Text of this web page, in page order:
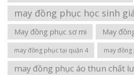
may đồng phục học sinh
May đồng phục sơ mi May
may đồng phục tại quận 4 may
may đồng phục áo thun chất